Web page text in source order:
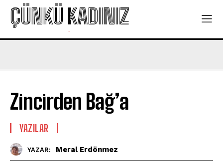
ÇÜNKÜ KADINIZ
-
Zincirden Bağ’a
YAZILAR
YAZAR: Meral Erdönmez